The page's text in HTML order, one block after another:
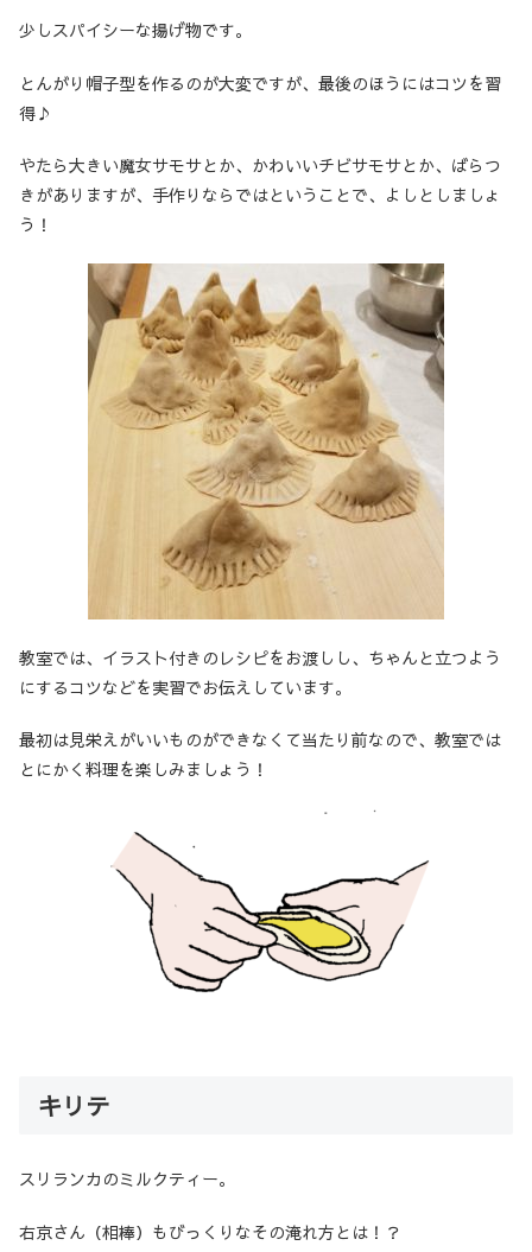
少しスパイシーな揚げ物です。
とんがり帽子型を作るのが大変ですが、最後のほうにはコツを習
得♪
やたら大きい魔女サモサとか、かわいいチビサモサとか、ばらつ
きがありますが、手作りならではということで、よしとしましょ
う！
教室では、イラスト付きのレシピをお渡しし、ちゃんと立つよう
にするコツなどを実習でお伝えしています。
最初は見栄えがいいものができなくて当たり前なので、教室では
とにかく料理を楽しみましょう！
キリテ
スリランカのミルクティー。
右京さん（相棒）もびっくりなその淹れ方とは！？